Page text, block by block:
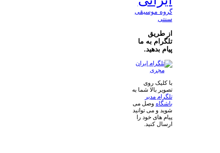
گروه موسیقی
سنتی
از طریق
تلگرام به ما
پیام بدهید.
با کلیک روی
تصویر بالا شما به
تلگرام مدیر
باشگاه وصل می
شوید و می توانید
پیام های خود را
ارسال کنید.